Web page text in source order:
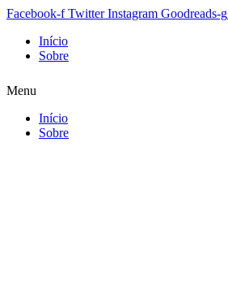
Facebook-f Twitter Instagram Goodreads-g
Início
Sobre
Menu
Início
Sobre